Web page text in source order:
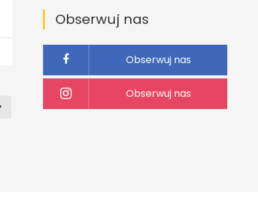
Obserwuj nas
Obserwuj nas
Obserwuj nas